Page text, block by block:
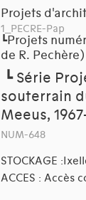
Projets
1_PECRE-Pap
┗Projets
de R. Pechère)
┗ Série
souterrain
Meeus,
NUM-648
STOCKAGE
ACCES : Accès